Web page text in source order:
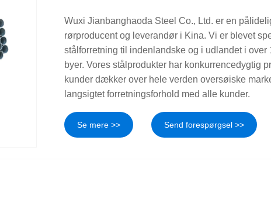
Wuxi Jianbanghaoda Steel Co., Ltd. er en
rørproducent og leverandør i Kina. Vi er blevet
stålforretning til indenlandske og i udlandet i over
byer. Vores stålprodukter har konkurrencedygtig
kunder dækker over hele verden oversøiske
langsigtet forretningsforhold med alle kunder.
Se mere >> Send forespørgsel >>